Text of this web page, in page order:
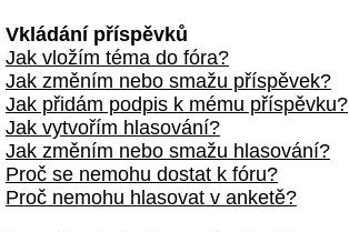
Vkládání příspěvků
Jak vložím téma do fóra?
Jak změním nebo smažu příspěvek?
Jak přidám podpis k mému příspěvku?
Jak vytvořím hlasování?
Jak změním nebo smažu hlasování?
Proč se nemohu dostat k fóru?
Proč nemohu hlasovat v anketě?